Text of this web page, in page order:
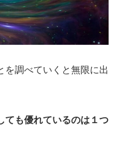
を調べていくと無限に出
ても優れているのは１つ